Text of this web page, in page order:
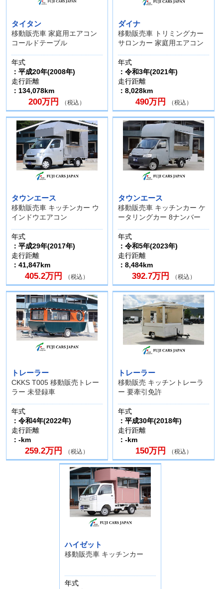
タイタン
移動販売車 家庭用エアコン
コールドテーブル
年式
：平成20年(2008年)
走行距離
：134,078km
200万円 （税込）
ダイナ
移動販売車 トリミングカー
サロンカー 家庭用エアコン
年式
：令和3年(2021年)
走行距離
：8,028km
490万円 （税込）
タウンエース
移動販売車 キッチンカー ウ
インドウエアコン
年式
：平成29年(2017年)
走行距離
：41,847km
405.2万円 （税込）
タウンエース
移動販売車 キッチンカー ケ
ータリングカー 8ナンバー
年式
：令和5年(2023年)
走行距離
：8,484km
392.7万円 （税込）
トレーラー
CKKS T005 移動販売トレー
ラー 未登録車
年式
：令和4年(2022年)
走行距離
：-km
259.2万円 （税込）
トレーラー
移動販売 キッチントレーラ
ー 要牽引免許
年式
：平成30年(2018年)
走行距離
：-km
150万円 （税込）
ハイゼット
移動販売車 キッチンカー
年式